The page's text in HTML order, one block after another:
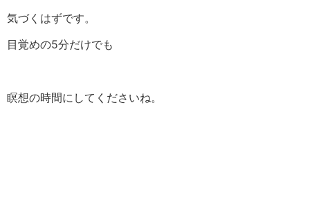
気づくはずです。
目覚めの5分だけでも
瞑想の時間にしてくださいね。